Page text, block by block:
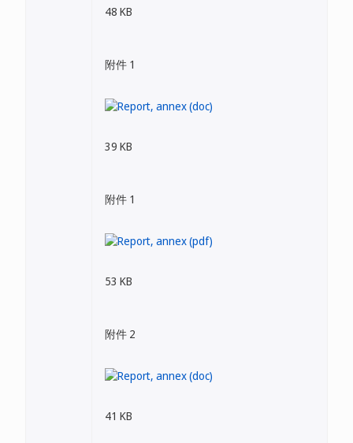
48 KB
附件 1
39 KB
附件 1
53 KB
附件 2
41 KB